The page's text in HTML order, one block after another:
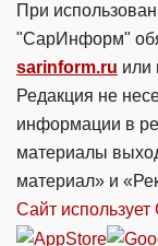
При
"СарИнформ"
sarinform.ru или
Редакция не
информации в
материалы
материал» и
Сайт